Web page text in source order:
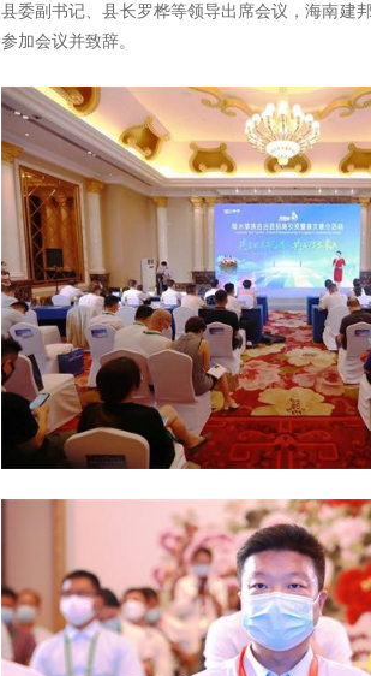
县委副书记、县长罗桦等领导出席会议，海南建
参加会议并致辞。